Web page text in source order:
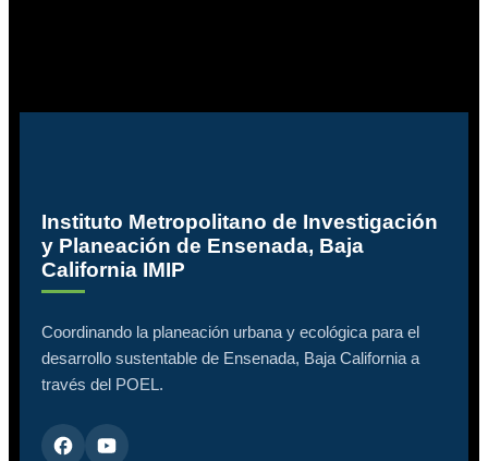
Instituto Metropolitano de Investigación
y Planeación de Ensenada, Baja
California IMIP
Coordinando la planeación urbana y ecológica para el
desarrollo sustentable de Ensenada, Baja California a
través del POEL.